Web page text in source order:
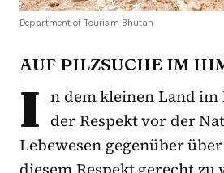
Department of Tourism Bhutan
AUF PILZSUCHE IM
I n dem kleinen Land
der Respekt vor der
Lebewesen gegenüber